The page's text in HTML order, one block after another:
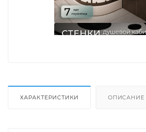
ХАРАКТЕРИСТИКИ ОПИСАНИЕ